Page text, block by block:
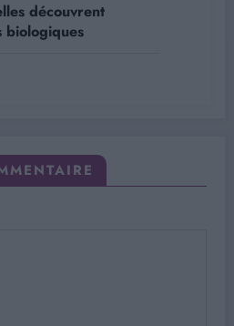
découvrent
biologiques